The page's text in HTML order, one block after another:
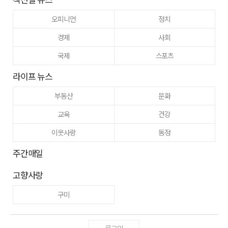
오피니언
정치
경제
사회
국제
스포츠
라이프 뉴스
부동산
문화
교육
건강
이웃사랑
동정
주간매일
고향사랑
구미